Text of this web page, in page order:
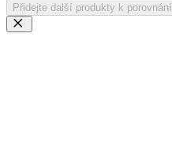
Přidejte další produkty k porovnání